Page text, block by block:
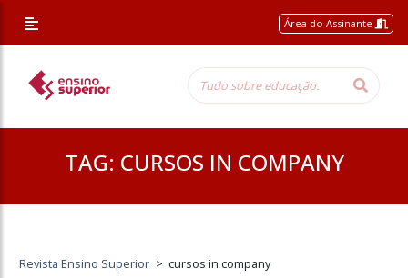
Área do Assinante
TAG: CURSOS IN COMPANY
Revista Ensino Superior > cursos in company